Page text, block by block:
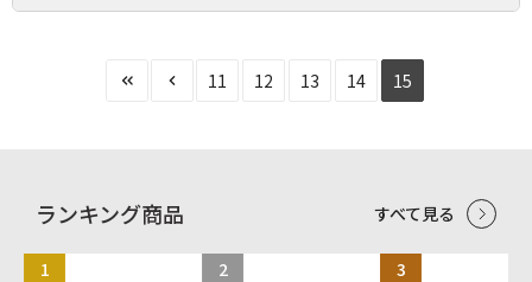
11 12 13 14 15
ランキング商品 すべて見る
1 2 3